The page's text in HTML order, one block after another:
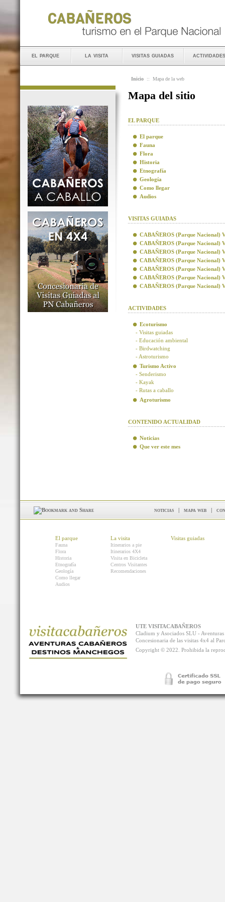
el parque la visita visitas guiadas actividades
Inicio :: Mapa de la web
Mapa del sitio
EL PARQUE
El parque
Fauna
Flora
Historia
Etnografía
Geología
Como llegar
Audios
VISITAS GUIADAS
CABAÑEROS (Parque Nacional)
CABAÑEROS (Parque Nacional)
CABAÑEROS (Parque Nacional)
CABAÑEROS (Parque Nacional)
CABAÑEROS (Parque Nacional)
CABAÑEROS (Parque Nacional)
CABAÑEROS (Parque Nacional)
ACTIVIDADES
Ecoturismo
- Visitas guiadas
- Educación ambiental
- Birdwatching
- Astroturismo
Turismo Activo
- Senderismo
- Kayak
- Rutas a caballo
Agroturismo
CONTENIDO ACTUALIDAD
Noticias
Que ver este mes
noticias | mapa web |
El parque
Fauna
Flora
Historia
Etnografía
Geología
Como llegar
Audios
La visita
Itinerarios a pie
Itinerarios 4X4
Visita en Bicicleta
Centros Visitantes
Recomendaciones
Visitas guiadas
UTE VISITACABAÑEROS
Cladium y Asociados SLU -
Concesionaria de las visitas 4x4 al
Copyright © 2022. Prohibida la